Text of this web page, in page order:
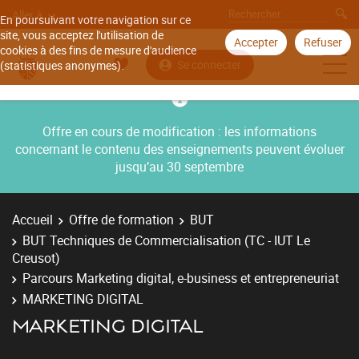
En poursuivant votre navigation sur ce
site, vous acceptez l'utilisation de
cookies à des fins de mesure d'audience
(statistiques anonymes).
Accepter Refuser
Aller à
Se connecter
Offre en cours de modification : les informations
concernant le contenu des enseignements peuvent évoluer
jusqu’au 30 septembre
Accueil Offre de formation
BUT
BUT Techniques de Commercialisation (TC - IUT Le
Creusot)
Parcours Marketing digital, e-business et entrepreneuriat
MARKETING DIGITAL
MARKETING DIGITAL